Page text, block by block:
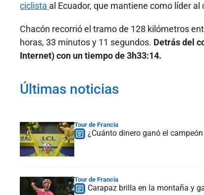
ciclista al Ecuador, que mantiene como líder
Chacón recorrió el tramo de 128 kilómetros
horas, 33 minutos y 11 segundos. Detrás del
Internet) con un tiempo de 3h33:14.
Últimas noticias
Tour de Francia
¿Cuánto dinero ganó el
Tour de Francia
Carapaz brilla en la montaña y